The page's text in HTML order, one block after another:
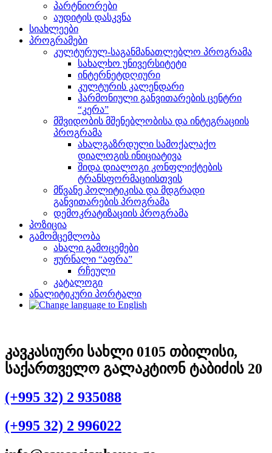
პარტნიორები
აუდიტის დასკვნა
სიახლეები
პროგრამები
კულტურულ-საგანმანათლებლო პროგრამა
სახალხო უნივერსიტეტი
ინტერნეტდღიური
კულტურის კალენდარი
ჰარმონიული განვითარების ცენტრი
“კერა”
მშვიდობის მშენებლობისა და ინტეგრაციის
პროგრამა
ახალგაზრდული სამოქალაქო
დიალოგის ინიციატივა
შიდა დიალოგი კონფლიქტების
ტრანსფორმაციისთვის
მწვანე პოლიტიკისა და მდგრადი
განვითარების პროგრამა
დემოკრატიზაციის პროგრამა
პოზიცია
გამომცემლობა
ახალი გამოცემები
ჟურნალი “აფრა”
რჩეული
კატალოგი
ანალიტიკური პორტალი
კავკასიური სახლი 0105 თბილისი,
საქართველო გალაკტიონ ტაბიძის 20
(+995 32) 2 935088
(+995 32) 2 996022